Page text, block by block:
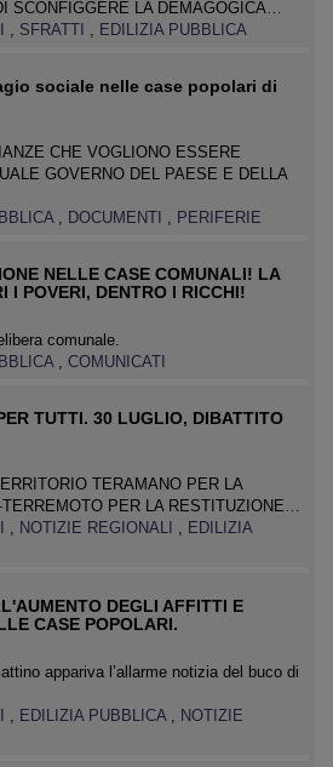
SCONFIGGERE LA DEMAGOGICA…
, SFRATTI , EDILIZIA PUBBLICA
sociale nelle case popolari di
CHE VOGLIONO ESSERE
GOVERNO DEL PAESE E DELLA
, DOCUMENTI , PERIFERIE
NELLE CASE COMUNALI! LA
I POVERI, DENTRO I RICCHI!
comunale.
, COMUNICATI
TUTTI. 30 LUGLIO, DIBATTITO
TERAMANO PER LA
TERREMOTO PER LA RESTITUZIONE…
, NOTIZIE REGIONALI , EDILIZIA
DEGLI AFFITTI E
CASE POPOLARI.
appariva l’allarme notizia del buco di
, EDILIZIA PUBBLICA , NOTIZIE